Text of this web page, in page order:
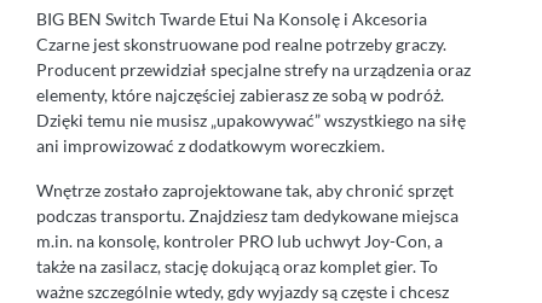
BIG BEN Switch Twarde Etui Na Konsolę i Akcesoria
Czarne jest skonstruowane pod realne potrzeby graczy.
Producent przewidział specjalne strefy na urządzenia oraz
elementy, które najczęściej zabierasz ze sobą w podróż.
Dzięki temu nie musisz „upakowywać” wszystkiego na siłę
ani improwizować z dodatkowym woreczkiem.
Wnętrze zostało zaprojektowane tak, aby chronić sprzęt
podczas transportu. Znajdziesz tam dedykowane miejsca
m.in. na konsolę, kontroler PRO lub uchwyt Joy-Con, a
także na zasilacz, stację dokującą oraz komplet gier. To
ważne szczególnie wtedy, gdy wyjazdy są częste i chcesz